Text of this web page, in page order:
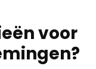
voor